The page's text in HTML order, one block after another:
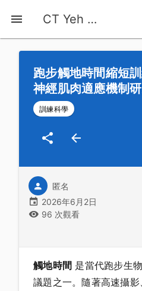
CT Yeh 公路車基地
首頁 運動知識
跑步觸地時間縮短
神經肌肉適應機制
訓練科學
匿名
2026年6月2日
96 次觀看
觸地時間 是當代跑步生
議題之一。隨著高速攝